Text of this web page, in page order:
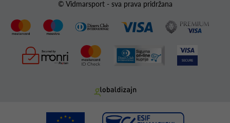
© Vidmarsport - sva prava pridržana